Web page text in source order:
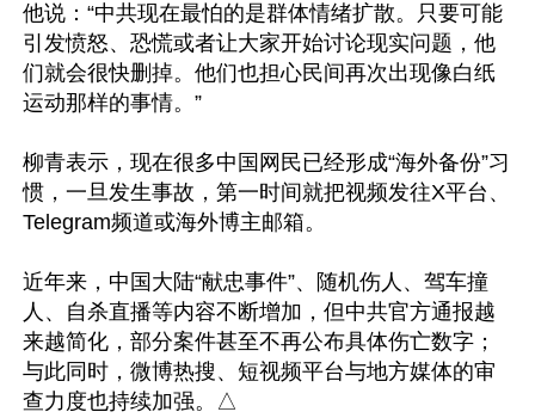
他说：“中共现在最怕的是群体情绪扩散。只要可能
引发愤怒、恐慌或者让大家开始讨论现实问题，他
们就会很快删掉。他们也担心民间再次出现像白纸
运动那样的事情。”
柳青表示，现在很多中国网民已经形成“海外备份”习
惯，一旦发生事故，第一时间就把视频发往X平台、
Telegram频道或海外博主邮箱。
近年来，中国大陆“献忠事件”、随机伤人、驾车撞
人、自杀直播等内容不断增加，但中共官方通报越
来越简化，部分案件甚至不再公布具体伤亡数字；
与此同时，微博热搜、短视频平台与地方媒体的审